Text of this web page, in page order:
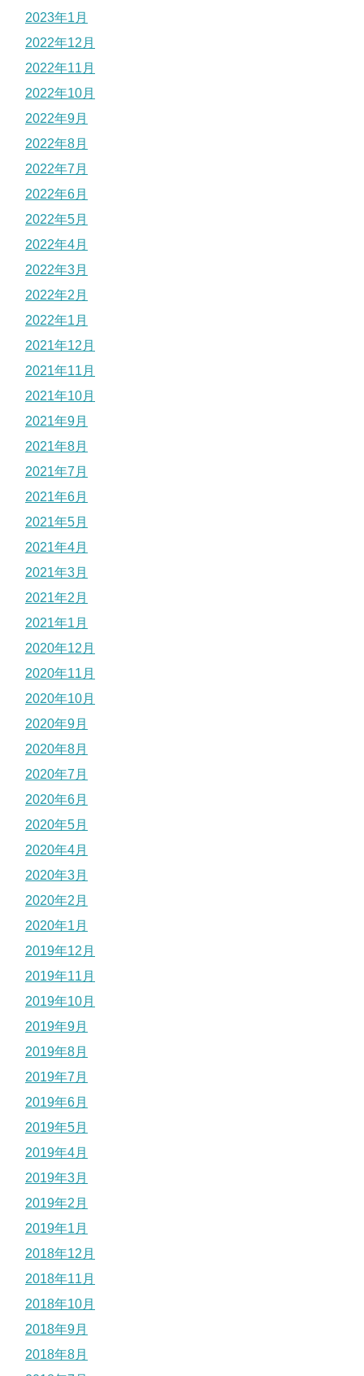
2023年1月
2022年12月
2022年11月
2022年10月
2022年9月
2022年8月
2022年7月
2022年6月
2022年5月
2022年4月
2022年3月
2022年2月
2022年1月
2021年12月
2021年11月
2021年10月
2021年9月
2021年8月
2021年7月
2021年6月
2021年5月
2021年4月
2021年3月
2021年2月
2021年1月
2020年12月
2020年11月
2020年10月
2020年9月
2020年8月
2020年7月
2020年6月
2020年5月
2020年4月
2020年3月
2020年2月
2020年1月
2019年12月
2019年11月
2019年10月
2019年9月
2019年8月
2019年7月
2019年6月
2019年5月
2019年4月
2019年3月
2019年2月
2019年1月
2018年12月
2018年11月
2018年10月
2018年9月
2018年8月